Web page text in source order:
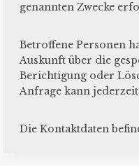
genannten Zwecke
Betroffene Personen
Auskunft über die
Berichtigung oder
Anfrage kann
Die Kontaktdaten